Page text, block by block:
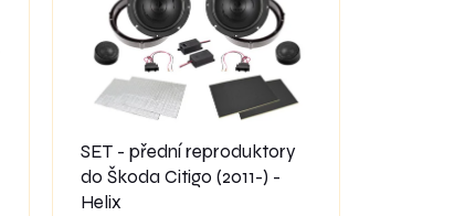
SET - přední reproduktory
do Škoda Citigo (2011-) -
Helix